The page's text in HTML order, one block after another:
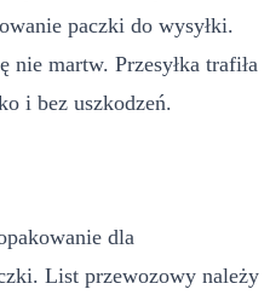
paczki do wysyłki.
martw. Przesyłka trafiła
i bez uszkodzeń.
dla
List przewozowy należy